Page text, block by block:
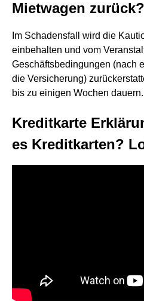
Mietwagen zurück?
Im Schadensfall wird die
einbehalten und vom
Geschäftsbedingungen (nach
die Versicherung)
bis zu einigen Wochen dauern.
Kreditkarte
es Kreditkarten?